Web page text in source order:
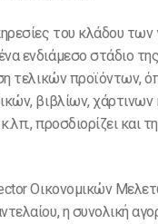
του κλάδου
ενδιάμεσο στάδιο
τελικών προϊόντων,
βιβλίων,
προσδιορίζει και
Οικονομικών
η συνολική